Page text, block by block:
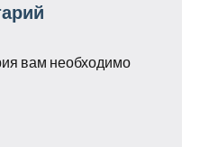
вам необходимо